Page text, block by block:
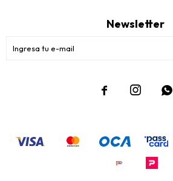
Newsletter
  